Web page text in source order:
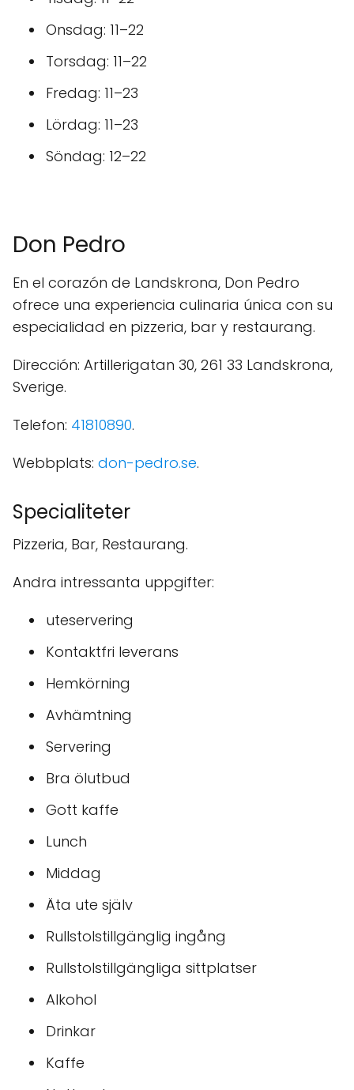
Onsdag: 11–22
Torsdag: 11–22
Fredag: 11–23
Lördag: 11–23
Söndag: 12–22
Don Pedro
En el corazón de Landskrona, Don Pedro
ofrece una experiencia culinaria única con su
especialidad en pizzeria, bar y restaurang.
Dirección: Artillerigatan 30, 261 33 Landskrona,
Sverige.
Telefon: 41810890.
Webbplats: don-pedro.se.
Specialiteter
Pizzeria, Bar, Restaurang.
Andra intressanta uppgifter:
uteservering
Kontaktfri leverans
Hemkörning
Avhämtning
Servering
Bra ölutbud
Gott kaffe
Lunch
Middag
Äta ute själv
Rullstolstillgänglig ingång
Rullstolstillgängliga sittplatser
Alkohol
Drinkar
Kaffe